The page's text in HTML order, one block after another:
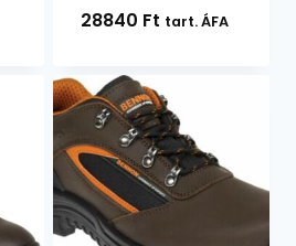
28840 Ft tart. ÁFA